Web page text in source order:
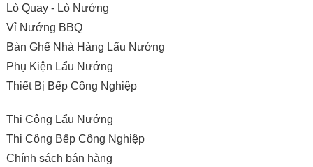
Lò Quay - Lò Nướng
Vỉ Nướng BBQ
Bàn Ghế Nhà Hàng Lẩu Nướng
Phụ Kiện Lẩu Nướng
Thiết Bị Bếp Công Nghiệp
Thi Công Lẩu Nướng
Thi Công Bếp Công Nghiệp
Chính sách bán hàng